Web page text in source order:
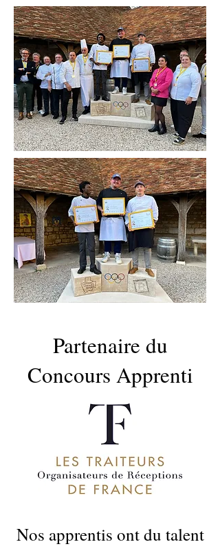
Partenaire du
Concours Apprenti
Nos apprentis ont du talent